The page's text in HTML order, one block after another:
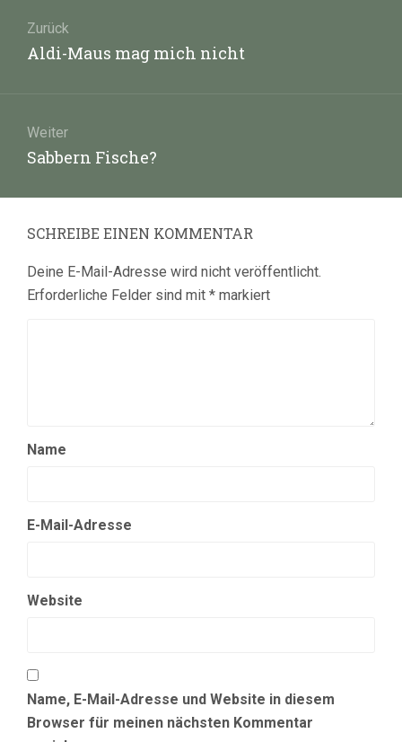
Zurück
Vorheriger
Aldi-Maus mag mich nicht
Weiter
Nächster
Sabbern Fische?
SCHREIBE EINEN KOMMENTAR
Deine E-Mail-Adresse wird nicht veröffentlicht.
Erforderliche Felder sind mit * markiert
Name
E-Mail-Adresse
Website
Name, E-Mail-Adresse und Website in diesem
Browser für meinen nächsten Kommentar